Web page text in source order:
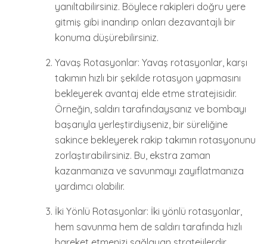
yanıltabilirsiniz. Böylece rakipleri doğru yere
gitmiş gibi inandırıp onları dezavantajlı bir
konuma düşürebilirsiniz.
Yavaş Rotasyonlar: Yavaş rotasyonlar, karşı
takımın hızlı bir şekilde rotasyon yapmasını
bekleyerek avantaj elde etme stratejisidir.
Örneğin, saldırı tarafındaysanız ve bombayı
başarıyla yerleştirdiyseniz, bir süreliğine
sakince bekleyerek rakip takımın rotasyonunu
zorlaştırabilirsiniz. Bu, ekstra zaman
kazanmanıza ve savunmayı zayıflatmanıza
yardımcı olabilir.
İki Yönlü Rotasyonlar: İki yönlü rotasyonlar,
hem savunma hem de saldırı tarafında hızlı